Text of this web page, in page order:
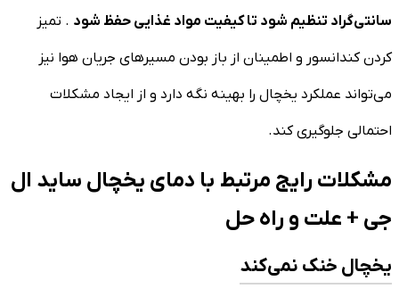
سانتی‌گراد تنظیم شود تا کیفیت مواد غذایی حفظ شود . تمیز
کردن کندانسور و اطمینان از باز بودن مسیرهای جریان هوا نیز
می‌تواند عملکرد یخچال را بهینه نگه دارد و از ایجاد مشکلات
احتمالی جلوگیری کند.
مشکلات رایج مرتبط با دمای یخچال ساید ال
جی + علت و راه حل
یخچال خنک نمی‌کند